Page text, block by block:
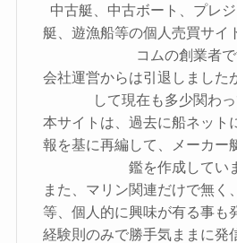
中古艇、中古ボート、プレ
艇、遊漁船等の個人売買サイ
コムの創業者で
会社運営からは引退しました
して現在も多少関わっ
本サイトは、過去に船ネット
報を基に再編して、メーカー
鑑を作成してい
また、マリン関連だけで無く
等、個人的に興味が有る事も
経験則のみで勝手気ままに発